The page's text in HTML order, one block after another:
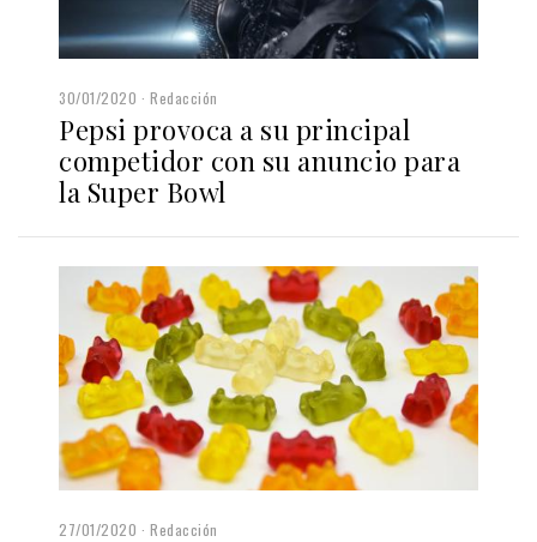
30/01/2020 Redacción
Pepsi provoca a su principal
competidor con su anuncio para
la Super Bowl
27/01/2020 Redacción